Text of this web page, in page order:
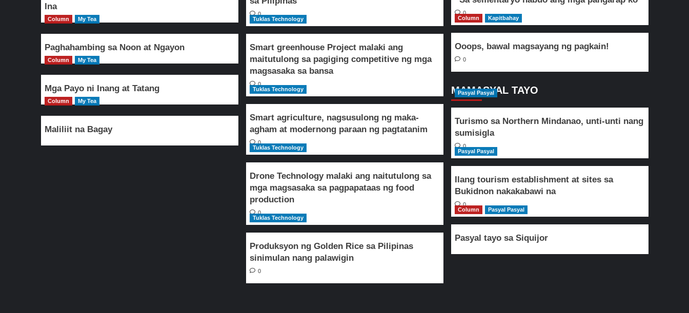
Ina
Column My Tea
Paghahambing sa Noon at Ngayon
Column My Tea
Mga Payo ni Inang at Tatang
Column My Tea
Maliliit na Bagay
0
Tuklas Technology
Smart greenhouse Project malaki ang
maitutulong sa pagiging competitive ng mga
magsasaka sa bansa
0
Tuklas Technology
Smart agriculture, nagsusulong ng maka-
agham at modernong paraan ng pagtatanim
0
Tuklas Technology
Drone Technology malaki ang naitutulong sa
mga magsasaka sa pagpapataas ng food
production
0
Tuklas Technology
Produksyon ng Golden Rice sa Pilipinas
sinimulan nang palawigin
0
0
Column
Kapitbahay
Ooops, bawal magsayang ng pagkain!
0
MAMASYAL TAYO
Pasyal Pasyal
Turismo sa Northern Mindanao, unti-unti nang
sumisigla
0
Pasyal Pasyal
Ilang tourism establishment at sites sa
Bukidnon nakakabawi na
0
Column
Pasyal Pasyal
Pasyal tayo sa Siquijor